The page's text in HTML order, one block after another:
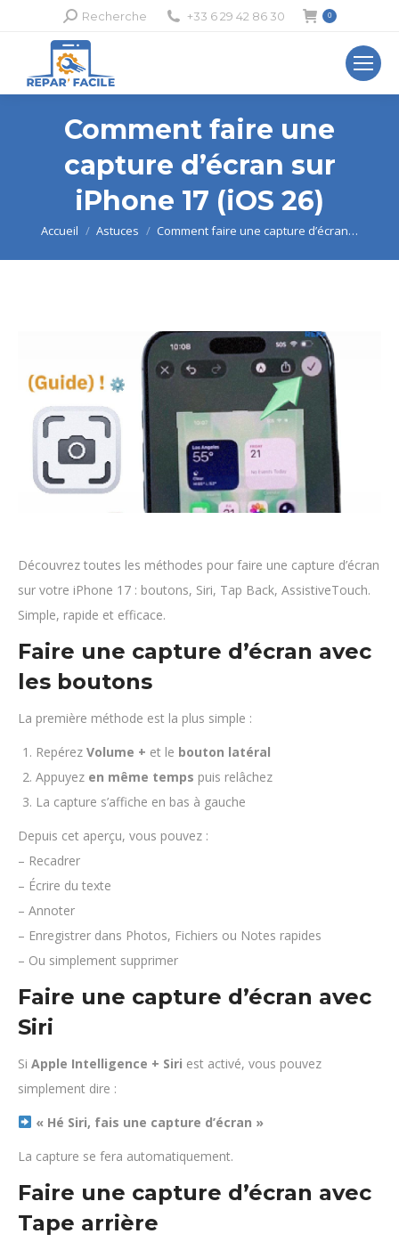
Recherche
Recherche +33 6 29 42 86 30 0
Comment faire une
capture d’écran sur
iPhone 17 (iOS 26)
Vous êtes ici :
Accueil Astuces Comment faire une capture d’écran…
Découvrez toutes les méthodes pour faire une capture d’écran
sur votre iPhone 17 : boutons, Siri, Tap Back, AssistiveTouch.
Simple, rapide et efficace.
Faire une capture d’écran avec
les boutons
La première méthode est la plus simple :
Repérez Volume + et le bouton latéral
Appuyez en même temps puis relâchez
La capture s’affiche en bas à gauche
Depuis cet aperçu, vous pouvez :
– Recadrer
– Écrire du texte
– Annoter
– Enregistrer dans Photos, Fichiers ou Notes rapides
– Ou simplement supprimer
Faire une capture d’écran avec
Siri
Si Apple Intelligence + Siri est activé, vous pouvez
simplement dire :
« Hé Siri, fais une capture d’écran »
La capture se fera automatiquement.
Faire une capture d’écran avec
Tape arrière